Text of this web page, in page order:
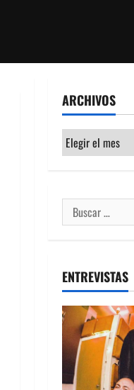
ARCHIVOS
Archivos
Buscar:
ENTREVISTAS